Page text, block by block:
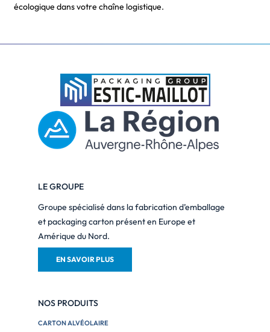
écologique dans votre chaîne logistique.
LE GROUPE
Groupe spécialisé dans la fabrication d’emballage
et packaging carton présent en Europe et
Amérique du Nord.
EN SAVOIR PLUS
NOS PRODUITS
CARTON ALVÉOLAIRE